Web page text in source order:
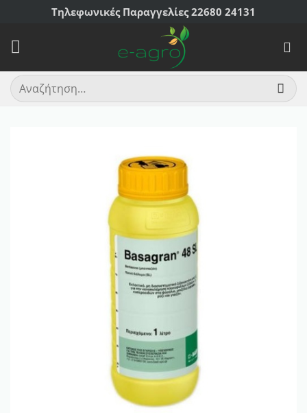
Μετάβαση
περιεχόμενο
Τηλεφωνικές Παραγγελίες 22680 24131
Αναζήτηση
για: